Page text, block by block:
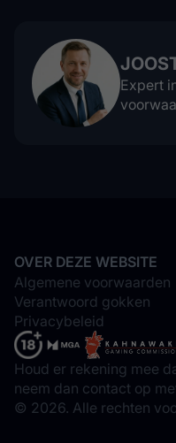
Expert
OVER DEZE WEBSITE
Algemene voorwaarden
Verantwoord gokken
Privacybeleid
Houd er rekening mee
neem dan contact op
© 2026. Alle rechten